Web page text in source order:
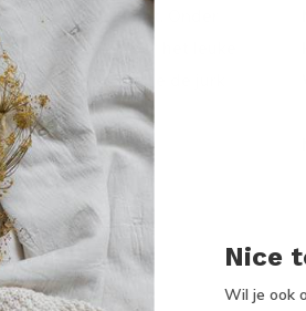
Nice
Wil je ook
heerlijk draagt. Onder
afgewerkt door het leuke
waardoor je de jurk